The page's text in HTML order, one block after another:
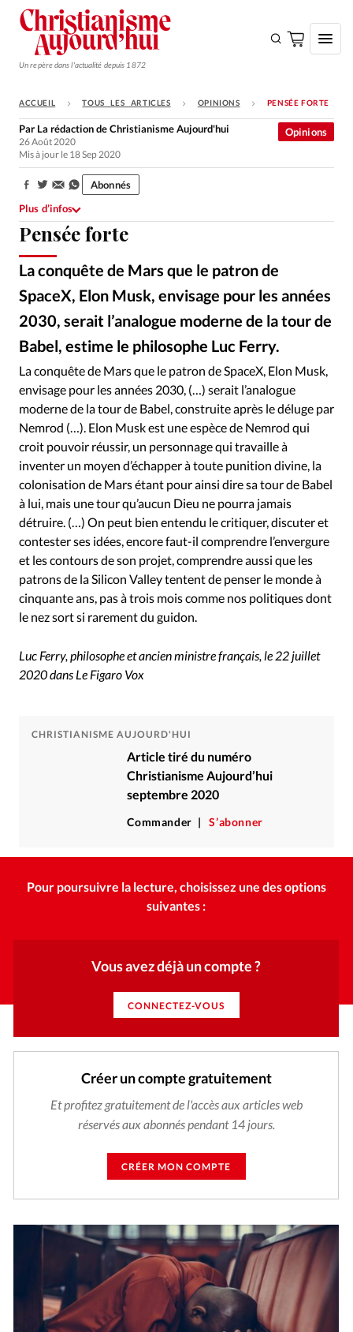
Un repère dans l'actualité depuis 1872
S'ABONNER
Monde
Opinions
Tous les articles
Faire un don
Emploi
Se connecter
Édition: Internationale
Devise: CHF
RUBRIQUES
Tous les articles
Actualité chrétienne
Actualité internationale
Chronique
Culture
Dossier
Eglises Foi Génération réveil
Monde
Opinions
Publireportage
Relations Aujourd'hui
Société
Tour du monde des Eglises
Trait d'Ixène
Vécu
Vie Intérieure
ACCUEIL TOUS LES ARTICLES OPINIONS PENSÉE FORTE
Pensée forte
La conquête de Mars que le patron de
SpaceX, Elon Musk, envisage pour les années
2030, serait l’analogue moderne de la tour de
Babel, estime le philosophe Luc Ferry.
Opinions
Par La rédaction de Christianisme Aujourd'hui
26 Août 2020
Mis à jour le 18 Sep 2020
Partager:
Abonnés
Plus d’infos
©
La conquête de Mars que le patron de SpaceX, Elon Musk,
envisage pour les années 2030, (…) serait l’analogue
moderne de la tour de Babel, construite après le déluge par
Nemrod (…). Elon Musk est une espèce de Nemrod qui
croit pouvoir réussir, un personnage qui travaille à
inventer un moyen d’échapper à toute punition divine, la
colonisation de Mars étant pour ainsi dire sa tour de Babel
à lui, mais une tour qu’aucun Dieu ne pourra jamais
détruire. (…) On peut bien entendu le critiquer, discuter et
contester ses idées, encore faut-il comprendre l’envergure
et les contours de son projet, comprendre aussi que les
patrons de la Silicon Valley tentent de penser le monde à
cinquante ans, pas à trois mois comme nos politiques dont
le nez sort si rarement du guidon.
Luc Ferry, philosophe et ancien ministre français, le 22 juillet
2020 dans Le Figaro Vox
CHRISTIANISME AUJOURD'HUI
Article tiré du numéro
Christianisme Aujourd’hui
septembre 2020
Commander S’abonner
Pour poursuivre la lecture, choisissez une des options
suivantes :
Vous avez déjà un compte ?
CONNECTEZ-VOUS
Créer un compte gratuitement
Et profitez gratuitement de l'accès aux articles web
réservés aux abonnés pendant 14 jours.
CRÉER MON COMPTE